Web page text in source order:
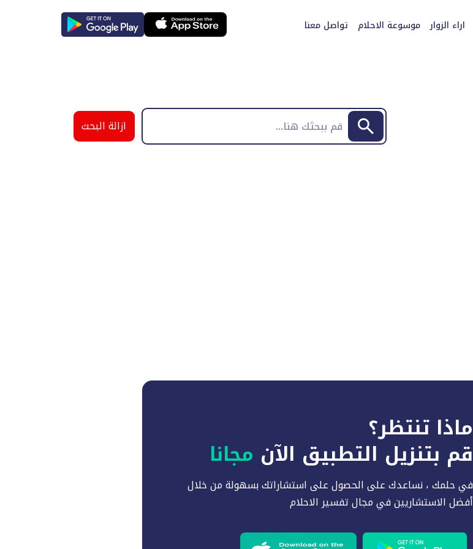
اراء الزوار موسوعة الاحلام تواصل معنا
ازالة البحث
ماذا تنتظر؟
قم بتنزيل التطبيق الآن مجانا
في حلمك ، نساعدك على الحصول على استشاراتك بسهولة من خلال
أفضل الاستشاريين في مجال تفسير الاحلام